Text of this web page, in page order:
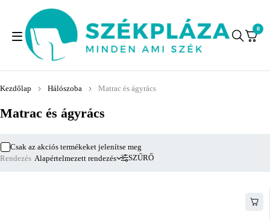
0
Matrac és ágyrács
Kezdőlap Hálószoba Matrac és ágyrács
SZŰRŐ
Csak az akciós termékeket jelenítse meg
Rendezés Alapértelmezett rendezés